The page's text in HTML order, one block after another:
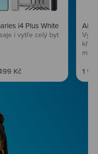
i4 Plus White
i vytře celý byt
cena
Kč 1